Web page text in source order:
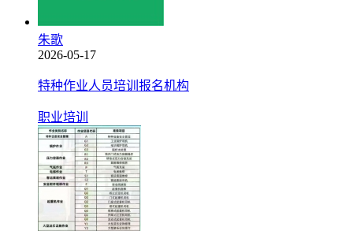
朱歌
2026-05-17
特种作业人员培训报名机构
职业培训